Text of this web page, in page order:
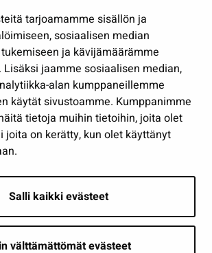
tarjoamamme sisällön ja
sosiaalisen median
ja kävijämäärämme
jaamme sosiaalisen median,
alan kumppaneillemme
käytät sivustoamme. Kumppanimme
tietoja muihin tietoihin, joita olet
joita on kerätty, kun olet käyttänyt
Salli kaikki evästeet
välttämättömät evästeet